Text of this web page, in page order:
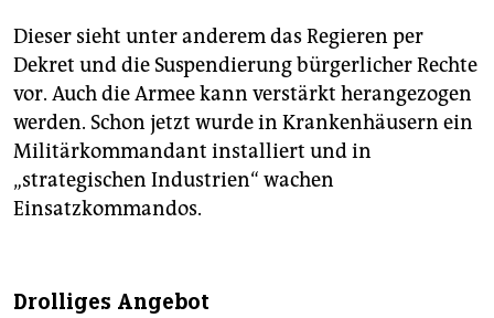
Dieser sieht unter anderem das Regieren per
Dekret und die Suspendierung bürgerlicher Rechte
vor. Auch die Armee kann verstärkt herangezogen
werden. Schon jetzt wurde in Krankenhäusern ein
Militärkommandant installiert und in
„strategischen Industrien“ wachen
Einsatzkommandos.
Drolliges Angebot